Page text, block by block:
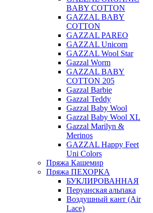
BABY COTTON
GAZZAL BABY
COTTON
GAZZAL PAREO
GAZZAL Unicorn
GAZZAL Wool Star
Gazzal Worm
GAZZAL BABY
COTTON 205
Gazzal Barbie
Gazzal Teddy
Gazzal Baby Wool
Gazzal Baby Wool XL
Gazzal Marilyn &
Merinos
GAZZAL Happy Feet
Uni Colors
Пряжа Кашемир
Пряжа ПЕХОРКА
БУКЛИРОВАННАЯ
Перуанская альпака
Воздушный кант (Air
Lace)